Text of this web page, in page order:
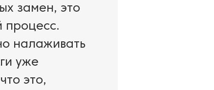
замен, это
процесс.
налаживать
уже
это,